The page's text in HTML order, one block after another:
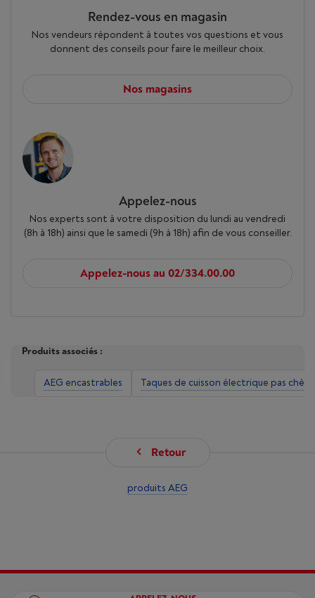
Rendez-vous en magasin
Nos vendeurs répondent à toutes vos questions et vous
donnent des conseils pour faire le meilleur choix.
Nos magasins
Appelez-nous
Nos experts sont à votre disposition du lundi au vendredi
(8h à 18h) ainsi que le samedi (9h à 18h) afin de vous conseiller.
Appelez-nous au 02/334.00.00
Produits associés :
AEG encastrables Taques de cuisson électrique pas
Retour
produits AEG